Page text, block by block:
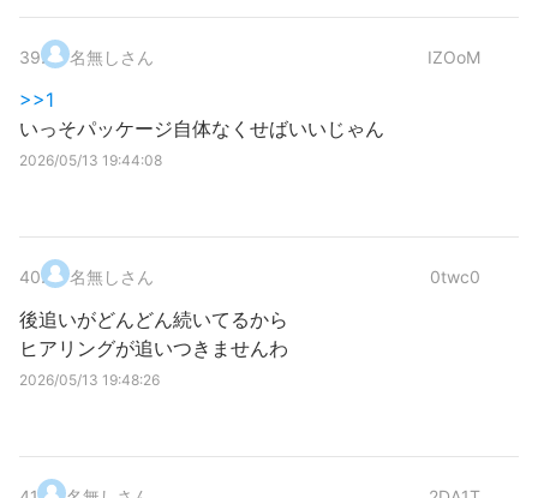
39. 名無しさん IZOoM
>>1
いっそパッケージ自体なくせばいいじゃん
2026/05/13 19:44:08
40. 名無しさん 0twc0
後追いがどんどん続いてるから
ヒアリングが追いつきませんわ
2026/05/13 19:48:26